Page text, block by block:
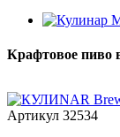
Крафтовое пиво
Артикул 32534